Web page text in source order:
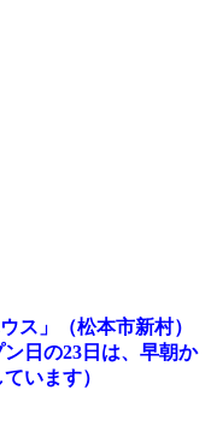
ス」（松本市新村）
日の23日は、早朝か
います）